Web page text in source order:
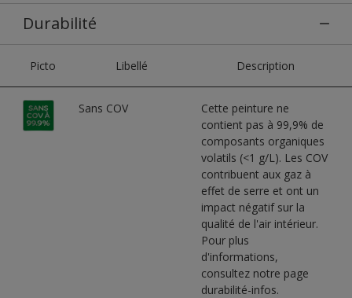
Durabilité
Picto Libellé Description
Sans COV
Cette peinture ne
contient pas à 99,9% de
composants organiques
volatils (<1 g/L). Les COV
contribuent aux gaz à
effet de serre et ont un
impact négatif sur la
qualité de l'air intérieur.
Pour plus
d'informations,
consultez notre page
durabilité-infos.